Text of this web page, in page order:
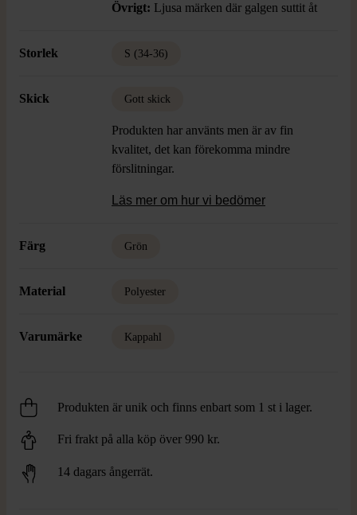
Övrigt: Ljusa märken där galgen suttit åt
Storlek S (34-36)
Skick Gott skick
Produkten har använts men är av fin
kvalitet, det kan förekomma mindre
förslitningar.
Läs mer om hur vi bedömer
Färg Grön
Material Polyester
Varumärke Kappahl
Produkten är unik och finns enbart som 1 st i lager.
Fri frakt på alla köp över 990 kr.
14 dagars ångerrät.